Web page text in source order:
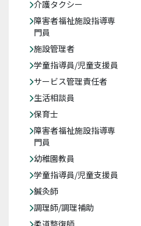
介護タクシー
障害者福祉施設指導専
門員
施設管理者
学童指導員/児童支援員
サービス管理責任者
生活相談員
保育士
障害者福祉施設指導専
門員
幼稚園教員
学童指導員/児童支援員
鍼灸師
調理師/調理補助
柔道整復師